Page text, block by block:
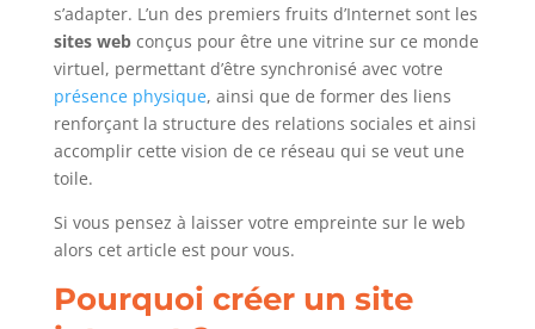
s’adapter. L’un des premiers fruits d’Internet sont les
sites webconçus pour être une vitrine sur ce monde
virtuel, permettant d’être synchronisé avec votre
présence physique, ainsi que de former des liens
renforçant la structure des relations sociales et ainsi
accomplir cette vision de ce réseau qui se veut une
toile.
Si vous pensez à laisser votre empreinte sur le web
alors cet article est pour vous.
Pourquoi créer un site